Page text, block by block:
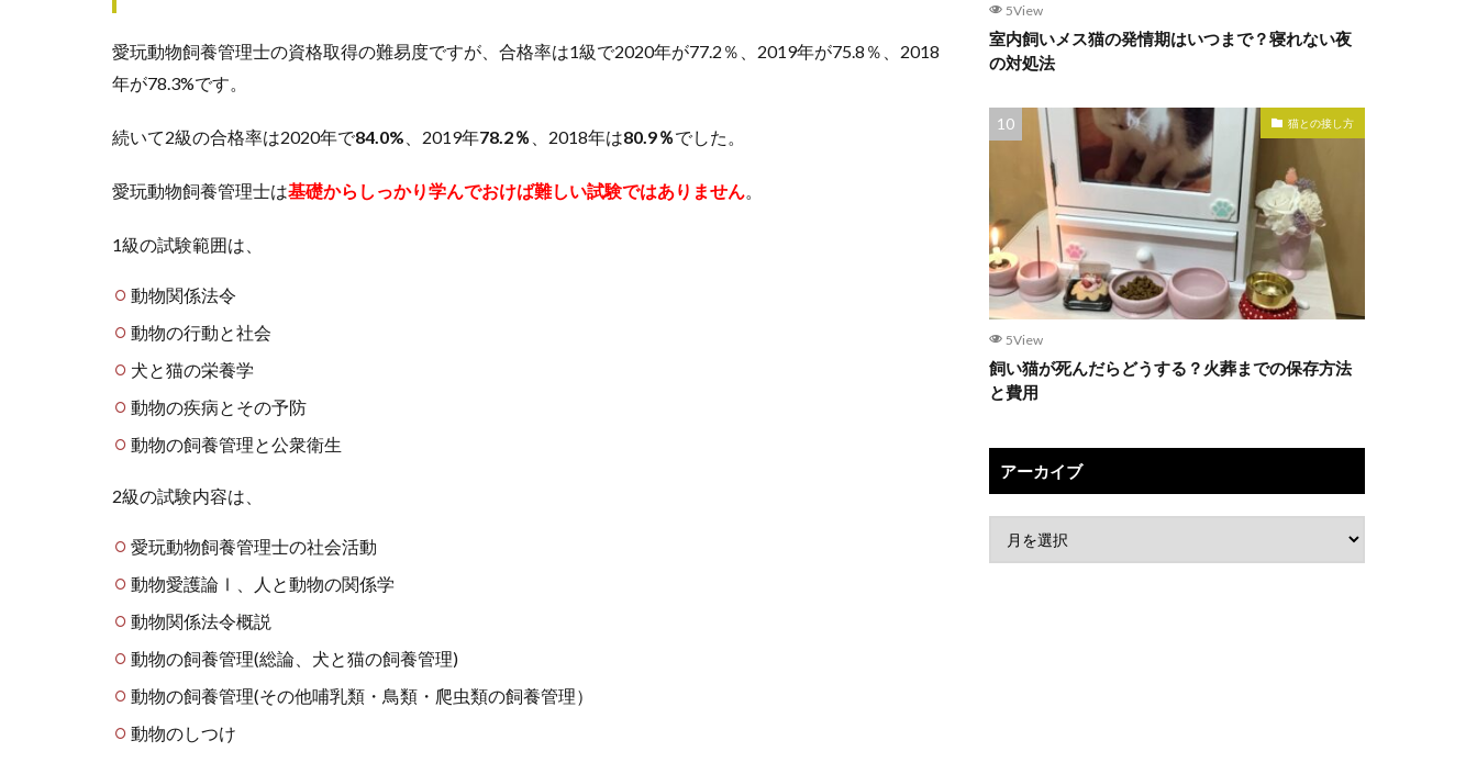
愛玩動物飼養管理士の資格取得の難易度ですが、合格率は1級で2020年が77.2％、2019年が75.8％、2018
年が78.3%です。
続いて2級の合格率は2020年で84.0% 、2019年78.2％ 、2018年は80.9％でした。
愛玩動物飼養管理士は基礎からしっかり学んでおけば難しい試験ではありません
1級の試験範囲は、
動物関係法令
動物の行動と社会
犬と猫の栄養学
動物の疾病とその予防
動物の飼養管理と公衆衛生
2級の試験内容は、
愛玩動物飼養管理士の社会活動
動物愛護論Ⅰ、人と動物の関係学
動物関係法令概説
動物の飼養管理(総論、犬と猫の飼養管理)
動物の飼養管理(その他哺乳類・鳥類・爬虫類の飼養管理）
動物のしつけ
5View
室内飼いメス猫の発情期はいつまで？寝れない夜
の対処法
猫との接し方
5View
飼い猫が死んだらどうする？火葬までの保存方法
と費用
アーカイブ